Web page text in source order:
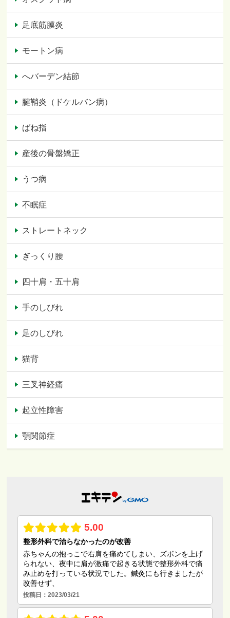
足底筋膜炎
モートン病
へバーデン結節
腱鞘炎（ドケルバン病）
ばね指
産後の骨盤矯正
うつ病
不眠症
ストレートネック
ぎっくり腰
四十肩・五十肩
手のしびれ
足のしびれ
猫背
三叉神経痛
起立性障害
顎関節症